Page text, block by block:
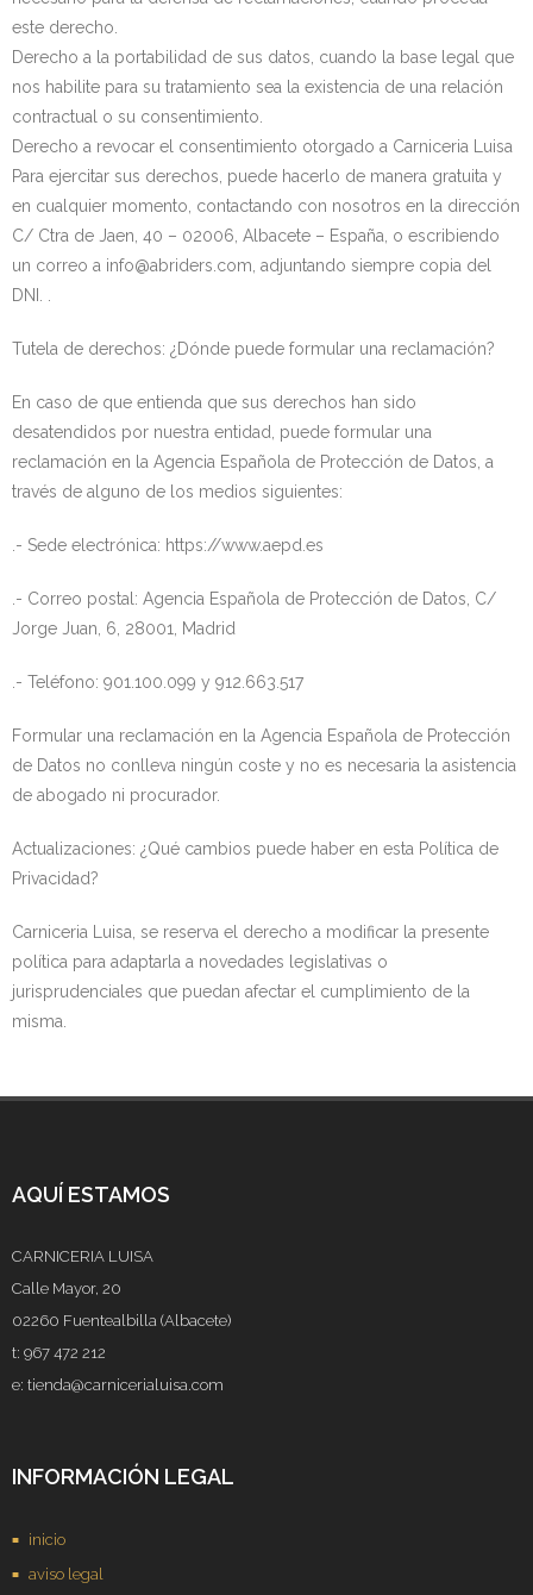
este derecho.
Derecho a la portabilidad de sus datos, cuando la base legal que
nos habilite para su tratamiento sea la existencia de una relación
contractual o su consentimiento.
Derecho a revocar el consentimiento otorgado a Carniceria Luisa
Para ejercitar sus derechos, puede hacerlo de manera gratuita y
en cualquier momento, contactando con nosotros en la dirección
C/ Ctra de Jaen, 40 – 02006, Albacete – España, o escribiendo
un correo a info@abriders.com, adjuntando siempre copia del
DNI. .
Tutela de derechos: ¿Dónde puede formular una reclamación?
En caso de que entienda que sus derechos han sido
desatendidos por nuestra entidad, puede formular una
reclamación en la Agencia Española de Protección de Datos, a
través de alguno de los medios siguientes:
.- Sede electrónica: https://www.aepd.es
.- Correo postal: Agencia Española de Protección de Datos, C/
Jorge Juan, 6, 28001, Madrid
.- Teléfono: 901.100.099 y 912.663.517
Formular una reclamación en la Agencia Española de Protección
de Datos no conlleva ningún coste y no es necesaria la asistencia
de abogado ni procurador.
Actualizaciones: ¿Qué cambios puede haber en esta Política de
Privacidad?
Carniceria Luisa, se reserva el derecho a modificar la presente
política para adaptarla a novedades legislativas o
jurisprudenciales que puedan afectar el cumplimiento de la
misma.
AQUÍ ESTAMOS
CARNICERIA LUISA
Calle Mayor, 20
02260 Fuentealbilla (Albacete)
t: 967 472 212
e: tienda@carnicerialuisa.com
INFORMACIÓN LEGAL
inicio
aviso legal